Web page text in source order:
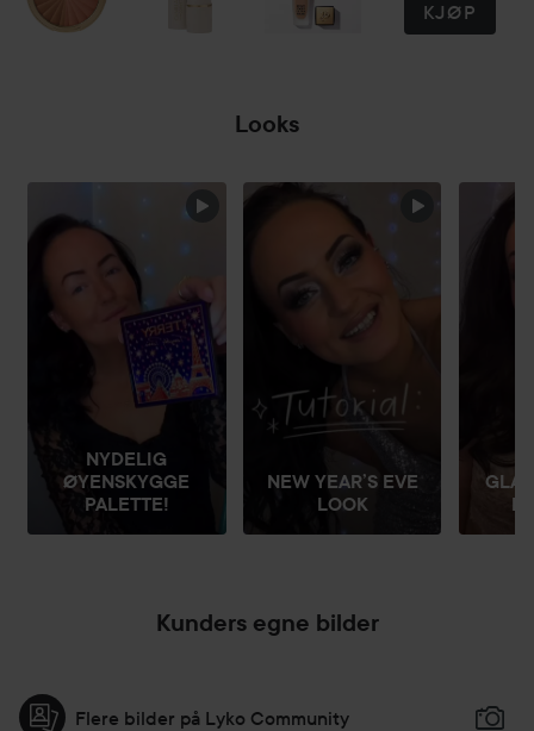
7 g
KJØP
Looks
HOPP OVER SEKSJON
NYDELIG
ØYENSKYGGE
PALETTE!
NEW YEAR’S EVE
LOOK
Kunders egne bilder
Flere bilder på Lyko Community